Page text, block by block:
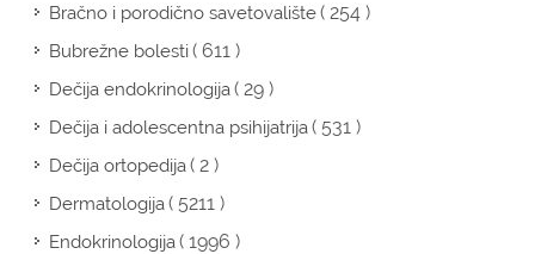
Bračno i porodično savetovalište( 254 )
Bubrežne bolesti( 611 )
Dečija endokrinologija( 29 )
Dečija i adolescentna psihijatrija( 531 )
Dečija ortopedija( 2 )
Dermatologija( 5211 )
Endokrinologija( 1996 )